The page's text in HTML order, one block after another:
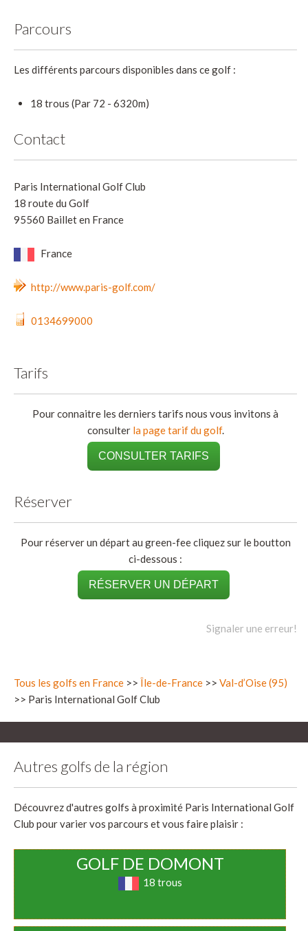
Parcours
Les différents parcours disponibles dans ce golf :
18 trous (Par 72 - 6320m)
Contact
Paris International Golf Club
18 route du Golf
95560 Baillet en France
France
http://www.paris-golf.com/
0134699000
Tarifs
Pour connaitre les derniers tarifs nous vous invitons à
consulter la page tarif du golf.
CONSULTER TARIFS
Réserver
Pour réserver un départ au green-fee cliquez sur le boutton
ci-dessous :
RÉSERVER UN DÉPART
Signaler une erreur!
Tous les golfs en France >> Île-de-France >> Val-d’Oise (95)
>> Paris International Golf Club
Autres golfs de la région
Découvrez d'autres golfs à proximité Paris International Golf
Club pour varier vos parcours et vous faire plaisir :
GOLF DE DOMONT
18 trous